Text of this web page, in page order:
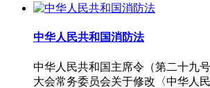
中华人民共和国消防法
中华人民共和国主席令（第二十九
大会常务委员会关于修改〈中华人